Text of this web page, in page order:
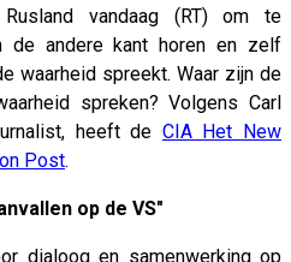
vandaag (RT) om te
de andere kant horen en zelf
waarheid spreekt. Waar zijn de
spreken? Volgens Carl
heeft de CIA Het New
Post.
op de VS"
dialoog en samenwerking op